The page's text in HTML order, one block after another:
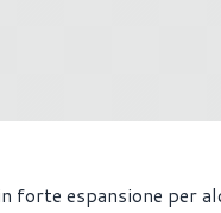
forte espansione per